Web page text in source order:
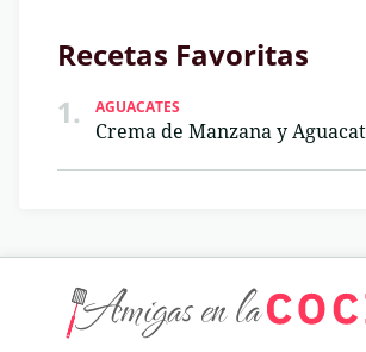
Recetas Favoritas
1.
AGUACATES
Crema de Manzana y